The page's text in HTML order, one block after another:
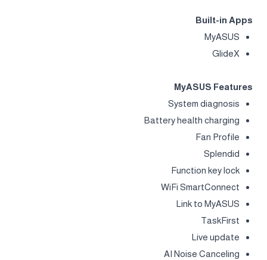
Built-in Apps
MyASUS
GlideX
MyASUS Features
System diagnosis
Battery health charging
Fan Profile
Splendid
Function key lock
WiFi SmartConnect
Link to MyASUS
TaskFirst
Live update
AI Noise Canceling